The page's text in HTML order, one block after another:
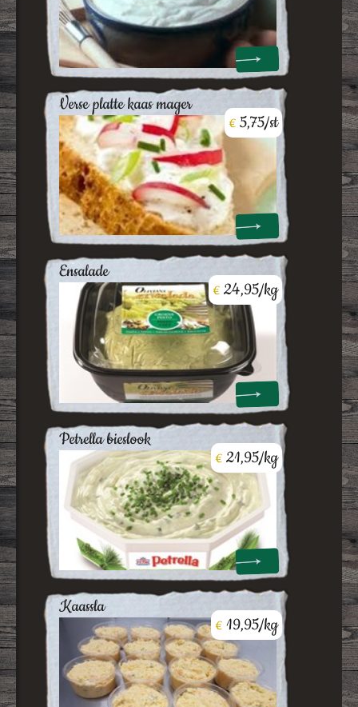
verse platte kaas mager
€5,75/st
ensalade
€24,95/kg
petrella bieslook
€21,95/kg
kaassla
€19,95/kg